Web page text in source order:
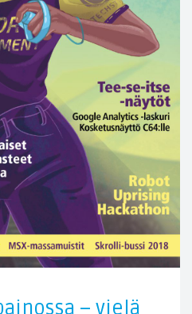
– vielä